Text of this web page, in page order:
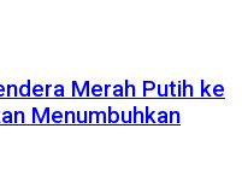
Merah Putih ke
Menumbuhkan